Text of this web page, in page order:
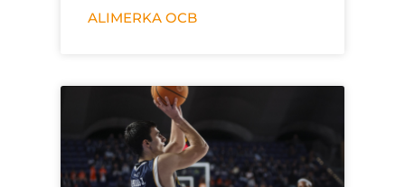
ALIMERKA OCB